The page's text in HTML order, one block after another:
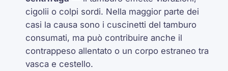
cigolii o colpi sordi. Nella maggior parte dei
casi la causa sono i cuscinetti del tamburo
consumati, ma può contribuire anche il
contrappeso allentato o un corpo estraneo tra
vasca e cestello.